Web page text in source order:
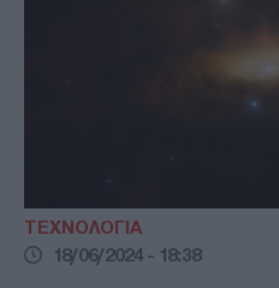
ΤΕΧΝΟΛΟΓΙΑ
18/06/2024 - 18:38